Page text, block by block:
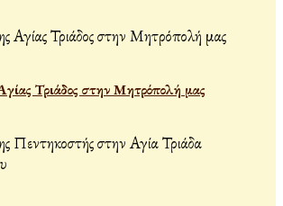
Τριάδος στην Μητρόπολή μας